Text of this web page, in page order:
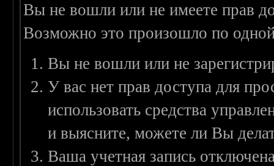
Вы не вошли или не имеете прав
Возможно это произошло по
Вы не вошли или не
У вас нет прав доступа для
использовать средства
и выясните, можете ли Вы
Ваша учетная запись